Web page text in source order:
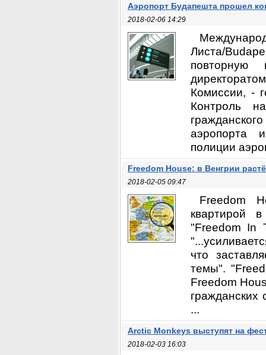
Аэропорт Будапешта прошел
2018-02-06 14:29
Листа/
повторную
Комиссии, -
Контроль
аэропорта
полиции
Freedom House: в Венгрии
2018-02-05 09:47
Freedom
квартирой
"Freedom In
что
темы".
Freedom
...
Arctic Monkeys выступят на
2018-02-03 16:03